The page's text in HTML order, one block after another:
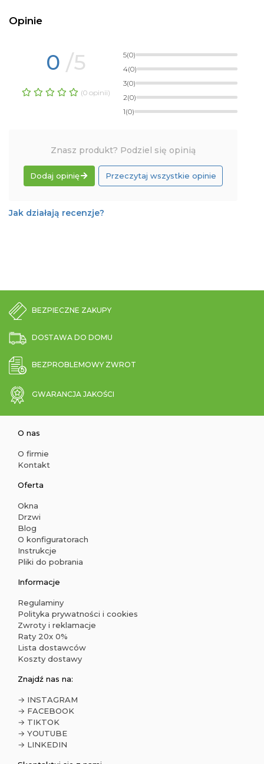
Opinie
0 /5
(0 opinii)
5(0)
4(0)
3(0)
2(0)
1(0)
Znasz produkt? Podziel się opinią
Dodaj opinię Przeczytaj wszystkie opinie
Jak działają recenzje?
BEZPIECZNE ZAKUPY
DOSTAWA DO DOMU
BEZPROBLEMOWY ZWROT
GWARANCJA JAKOŚCI
O nas
O firmie
Kontakt
Oferta
Okna
Drzwi
Blog
O konfiguratorach
Instrukcje
Pliki do pobrania
Informacje
Regulaminy
Polityka prywatności i cookies
Zwroty i reklamacje
Raty 20x 0%
Lista dostawców
Koszty dostawy
Znajdź nas na:
→ INSTAGRAM
→ FACEBOOK
→ TIKTOK
→ YOUTUBE
→ LINKEDIN